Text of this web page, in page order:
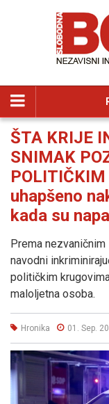
ŠTA KRIJE
SNIMAK
uhapšeno
kada su
Prema
navodni
političkim
maloljetna osoba.
Hronika 01. Sep.